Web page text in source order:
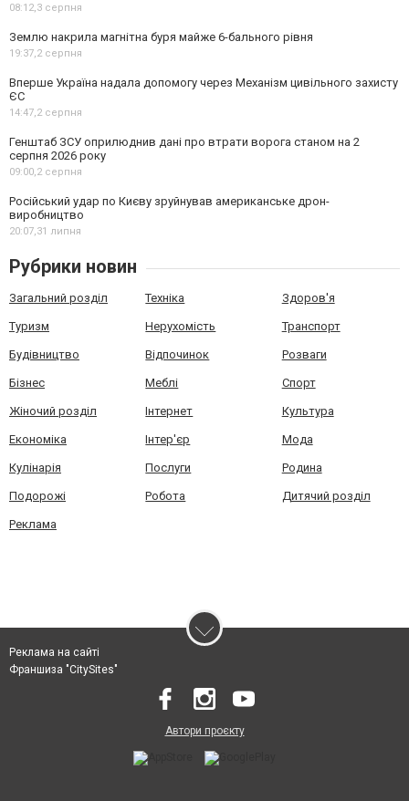
08:12,3 серпня
Землю накрила магнітна буря майже 6-бального рівня
19:37,2 серпня
Вперше Україна надала допомогу через Механізм цивільного захисту
ЄС
14:47,2 серпня
Генштаб ЗСУ оприлюднив дані про втрати ворога станом на 2
серпня 2026 року
09:00,2 серпня
Російський удар по Києву зруйнував американське дрон-
виробництво
20:07,31 липня
Рубрики новин
Загальний розділ Техніка Здоров'я
Туризм Нерухомість Транспорт
Будівництво Відпочинок Розваги
Бізнес Меблі Спорт
Жіночий розділ Інтернет Культура
Економіка Інтер'єр Мода
Кулінарія Послуги Родина
Подорожі Робота Дитячий розділ
Реклама
Реклама на сайті
Франшиза "CitySites"
Автори проєкту